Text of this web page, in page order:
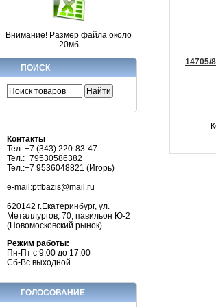
Внимание! Размер файла около
20мб
ПОИСК
Контакты
Тел.:+7 (343) 220-83-47
Тел.:+79530586382
Тел.:+7 9536048821 (Игорь)
e-mail:ptfbazis@mail.ru
620142 г.Екатеринбург, ул.
Металлургов, 70, павильон Ю-2
(Новомосковский рынок)
Режим работы:
Пн-Пт с 9.00 до 17.00
Сб-Вс выходной
ГОЛОСОВАНИЕ
14705/